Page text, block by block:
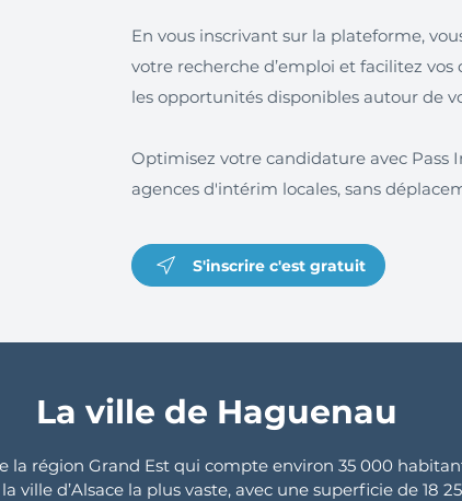
En vous inscrivant sur la plateforme,
votre recherche d’emploi et facilitez
les opportunités disponibles autour de
Optimisez votre candidature avec Pass
agences d'intérim locales, sans
S'inscrire c'est gratuit
La ville de Haguenau
région Grand Est qui compte environ 35 000
ville d’Alsace la plus vaste, avec une superficie de 18